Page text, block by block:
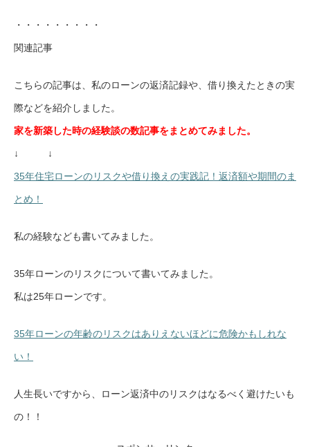
・・・・・・・・・
関連記事
こちらの記事は、私のローンの返済記録や、借り換えたときの実
際などを紹介しました。
家を新築した時の経験談の数記事をまとめてみました。
↓ ↓
35年住宅ローンのリスクや借り換えの実践記！返済額や期間のま
とめ！
私の経験なども書いてみました。
35年ローンのリスクについて書いてみました。
私は25年ローンです。
35年ローンの年齢のリスクはありえないほどに危険かもしれな
い！
人生長いですから、ローン返済中のリスクはなるべく避けたいも
の！！